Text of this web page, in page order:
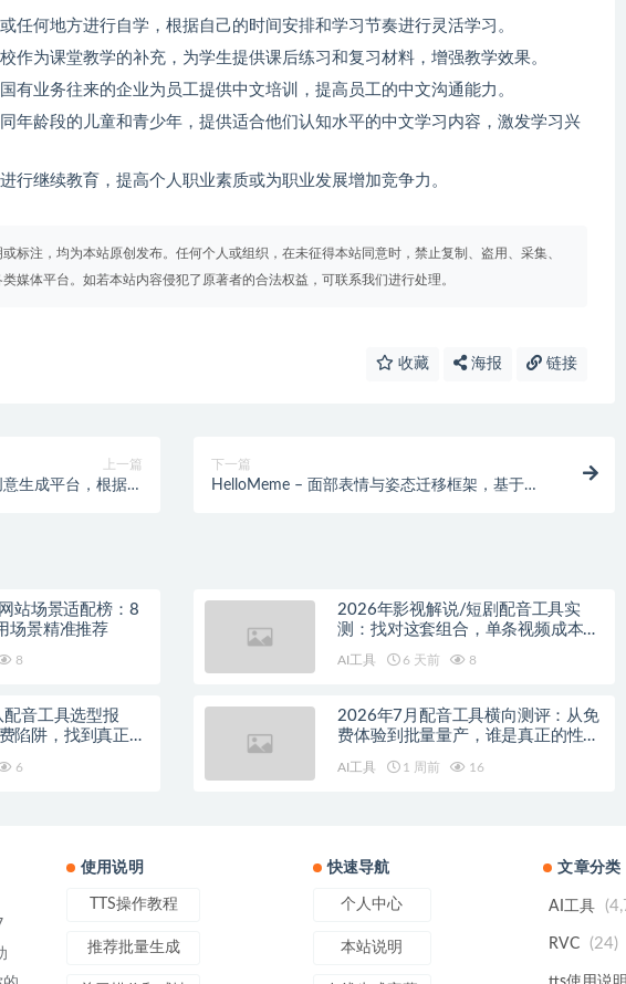
任何地方进行自学，根据自己的时间安排和学习节奏进行灵活学习。
校作为课堂教学的补充，为学生提供课后练习和复习材料，增强教学效果。
有业务往来的企业为员工提供中文培训，提高员工的中文沟通能力。
同年龄段的儿童和青少年，提供适合他们认知水平的中文学习内容，激发学习兴
行继续教育，提高个人职业素质或为职业发展增加竞争力。
标注，均为本站原创发布。任何个人或组织，在未征得本站同意时，禁止复制、盗用、采集、
媒体平台。如若本站内容侵犯了原著者的合法权益，可联系我们进行处理。
收藏 海报 链接
上一篇
生成平台，根据提
下一篇
HelloMeme – 面部表情与姿态迁移框架，基于
站场景适配榜：8
场景精准推荐
8
2026年影视解说/短剧配音工具实
测：找对这套组合，单条视频成本直
AI工具 6 天前 8
音工具选型报
陷阱，找到真正的
6
2026年7月配音工具横向测评：从免
费体验到批量量产，谁是真正的性价
AI工具 1 周前 16
使用说明
TTS操作教程
推荐批量生成
快速导航
个人中心
本站说明
文章分类
AI工具
RVC (24)